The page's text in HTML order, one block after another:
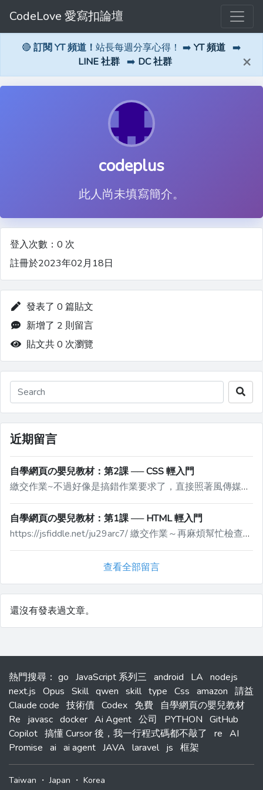
CodeLove 愛寫扣論壇
🔴 訂閱 YT 頻道！ 站長每週分享心得！ ➡️ YT 頻道 ➡️
LINE 社群 ➡️ DC 社群 ×
codeplus
此人尚未填寫簡介。
登入次數：0 次
註冊於2023年02月18日
發表了 0 篇貼文
新增了 2 則留言
貼文共 0 次瀏覽
近期留言
自學網頁の嬰兒教材：第2課 ── CSS 輕入門
繳交作業~不過好像是搞錯作業要求了，直接照著風傳媒的排版去模仿XD再麻煩站長檢查了，謝謝！ https://jsfiddle.net/e94m2r6o/
自學網頁の嬰兒教材：第1課 ── HTML 輕入門
https://jsfiddle.net/ju29arc7/ 繳交作業～再麻煩幫忙檢查了，謝謝！
查看全部留言
還沒有發表過文章。
熱門搜尋 ： go JavaScript 系列三 android LA nodejs
next.js Opus Skill qwen skill type Css amazon 請益
Claude code 技術債 Codex 免費
自學網頁の嬰兒教材
Re
javasc docker Ai Agent 公司 PYTHON GitHub
Copilot 搞懂 Cursor 後，我一行程式碼都不敲了 re AI
Promise ai ai agent JAVA laravel js 框架
Taiwan ・Japan ・ Korea